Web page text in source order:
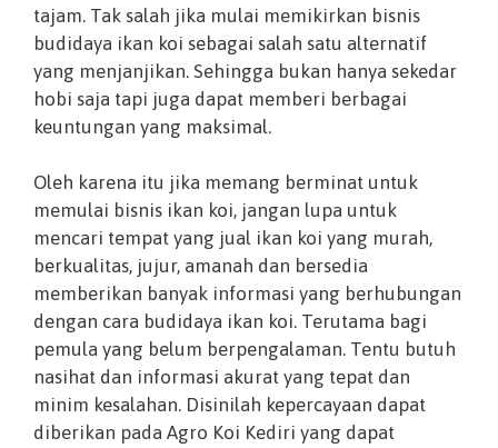
tajam. Tak salah jika mulai memikirkan bisnis
budidaya ikan koi sebagai salah satu alternatif
yang menjanjikan. Sehingga bukan hanya sekedar
hobi saja tapi juga dapat memberi berbagai
keuntungan yang maksimal.
Oleh karena itu jika memang berminat untuk
memulai bisnis ikan koi, jangan lupa untuk
mencari tempat yang jual ikan koi yang murah,
berkualitas, jujur, amanah dan bersedia
memberikan banyak informasi yang berhubungan
dengan cara budidaya ikan koi. Terutama bagi
pemula yang belum berpengalaman. Tentu butuh
nasihat dan informasi akurat yang tepat dan
minim kesalahan. Disinilah kepercayaan dapat
diberikan pada Agro Koi Kediri yang dapat